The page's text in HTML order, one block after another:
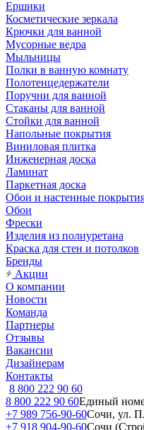
Ершики
Косметические зеркала
Крючки для ванной
Мусорные ведра
Мыльницы
Полки в ванную комнату
Полотенцедержатели
Поручни для ванной
Стаканы для ванной
Стойки для ванной
Напольные покрытия
Виниловая плитка
Инженерная доска
Ламинат
Паркетная доска
Обои и настенные
Обои
Фрески
Изделия из полиуретана
Краска для стен и потолков
Бренды
Акции
О компании
Новости
Команда
Партнеры
Отзывы
Вакансии
Дизайнерам
Контакты
8 800 222 90 60
8 800 222 90 60Единый
+7 989 756-90-60Сочи, ул.
+7 918 904-90-60Сочи